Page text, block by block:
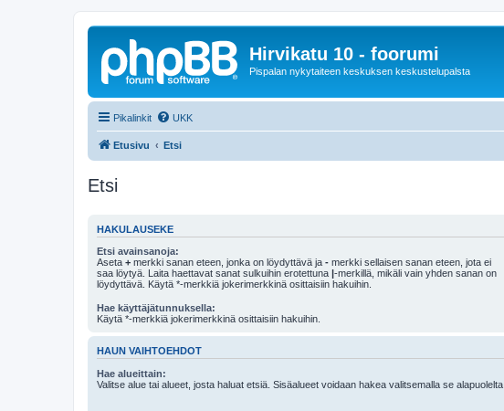
Hirvikatu 10 - foorumi
Pispalan nykytaiteen keskuksen keskustelupalsta
Pikalinkit UKK
Etusivu Etsi
Etsi
HAKULAUSEKE
Etsi avainsanoja:
Aseta + merkki sanan eteen, jonka on löydyttävä ja - merkki sellaisen sanan eteen, jota ei
saa löytyä. Laita haettavat sanat sulkuihin erotettuna |-merkillä, mikäli vain yhden sanan on
löydyttävä. Käytä *-merkkiä jokerimerkkinä osittaisiin hakuihin.
Hae käyttäjätunnuksella:
Käytä *-merkkiä jokerimerkkinä osittaisiin hakuihin.
HAUN VAIHTOEHDOT
Hae alueittain:
Valitse alue tai alueet, josta haluat etsiä. Sisäalueet voidaan hakea valitsemalla se alapuolelta.